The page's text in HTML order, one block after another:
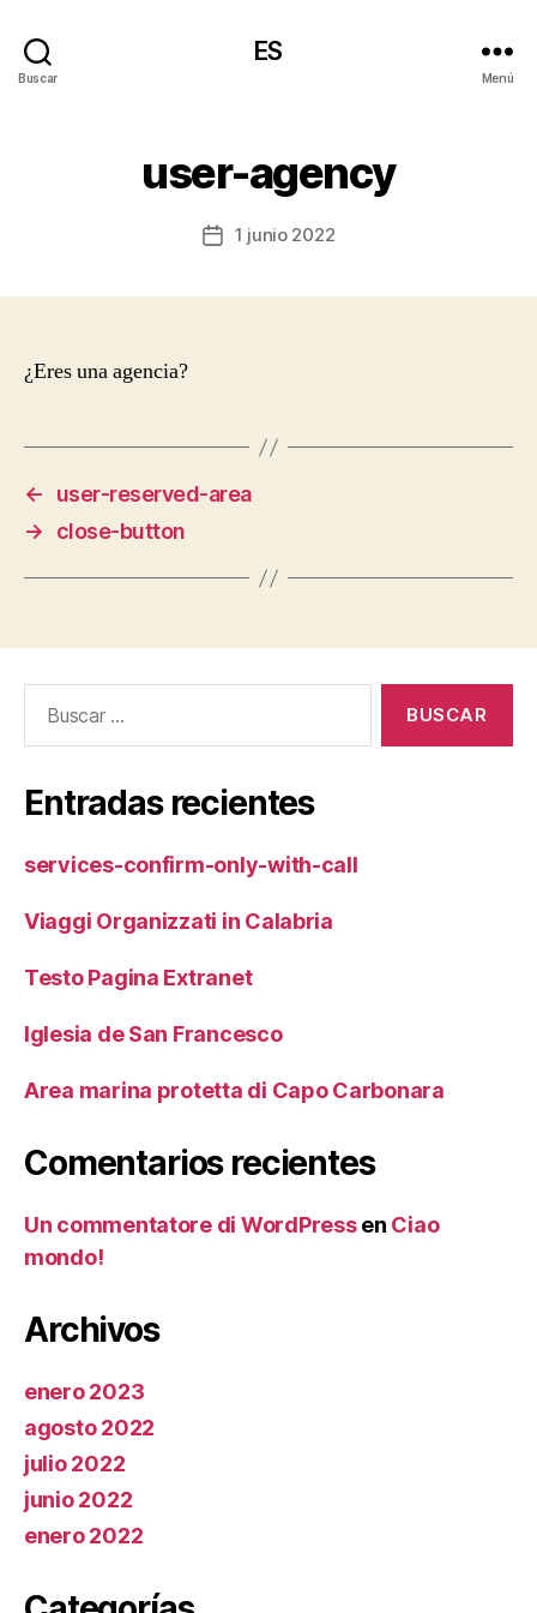
Buscar
ES
Menú
user-agency
Fecha1 junio 2022
¿Eres una agencia?
←
user-reserved-area
→
close-button
Entradas recientes
services-confirm-only-with-call
Viaggi Organizzati in Calabria
Testo Pagina Extranet
Iglesia de San Francesco
Area marina protetta di Capo Carbonara
Comentarios recientes
Un commentatore di WordPressen Ciao
mondo!
Archivos
enero 2023
agosto 2022
julio 2022
junio 2022
enero 2022